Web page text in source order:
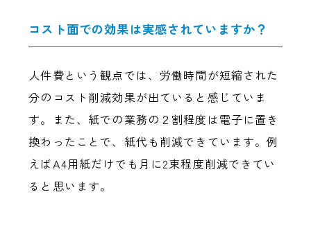
コスト面での効果は実感されていますか？
人件費という観点では、労働時間が短縮された
分のコスト削減効果が出ていると感じていま
す。また、紙での業務の２割程度は電子に置き
換わったことで、紙代も削減できています。例
えばA4用紙だけでも月に2束程度削減できてい
ると思います。